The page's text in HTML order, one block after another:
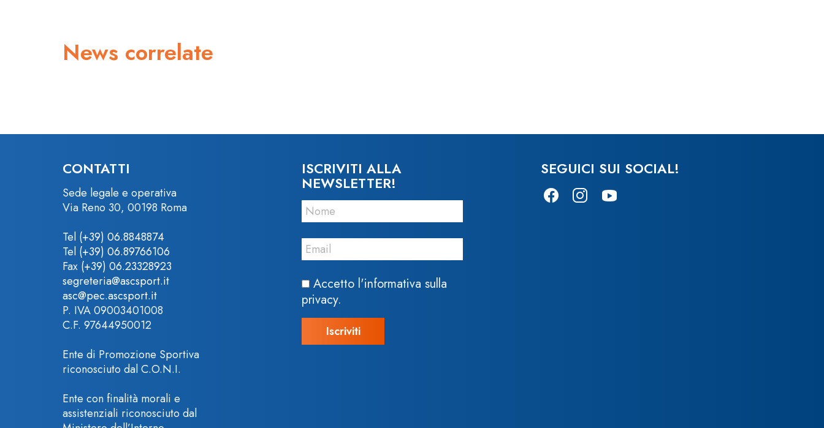
News correlate
CONTATTI
Sede legale e operativa
Via Reno 30, 00198 Roma
Tel (+39) 06.8848874
Tel (+39) 06.89766106
Fax (+39) 06.23328923
segreteria@ascsport.it
asc@pec.ascsport.it
P. IVA 09003401008
C.F. 97644950012
Ente di Promozione Sportiva
riconosciuto dal C.O.N.I.
Ente con finalità morali e
assistenziali riconosciuto dal
ISCRIVITI ALLA
NEWSLETTER!
Accetto l'informativa sulla
privacy.
SEGUICI SUI SOCIAL!